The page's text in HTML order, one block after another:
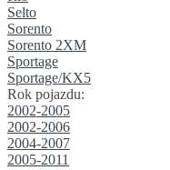
Selto
Sorento
Sorento 2XM
Sportage
Sportage/KX5
Rok pojazdu:
2002-2005
2002-2006
2004-2007
2005-2011